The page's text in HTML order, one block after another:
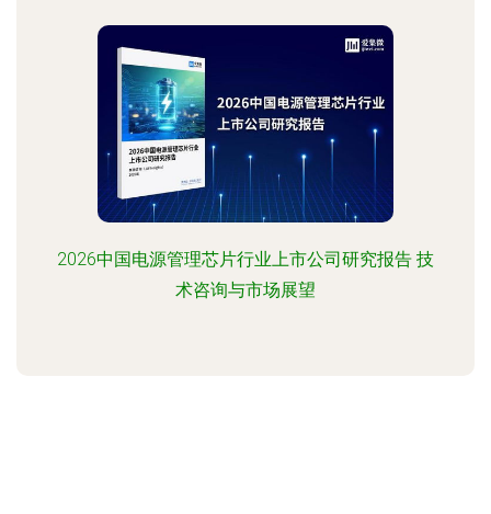
2026中国电源管理芯片行业上市公司研究报告 技
术咨询与市场展望